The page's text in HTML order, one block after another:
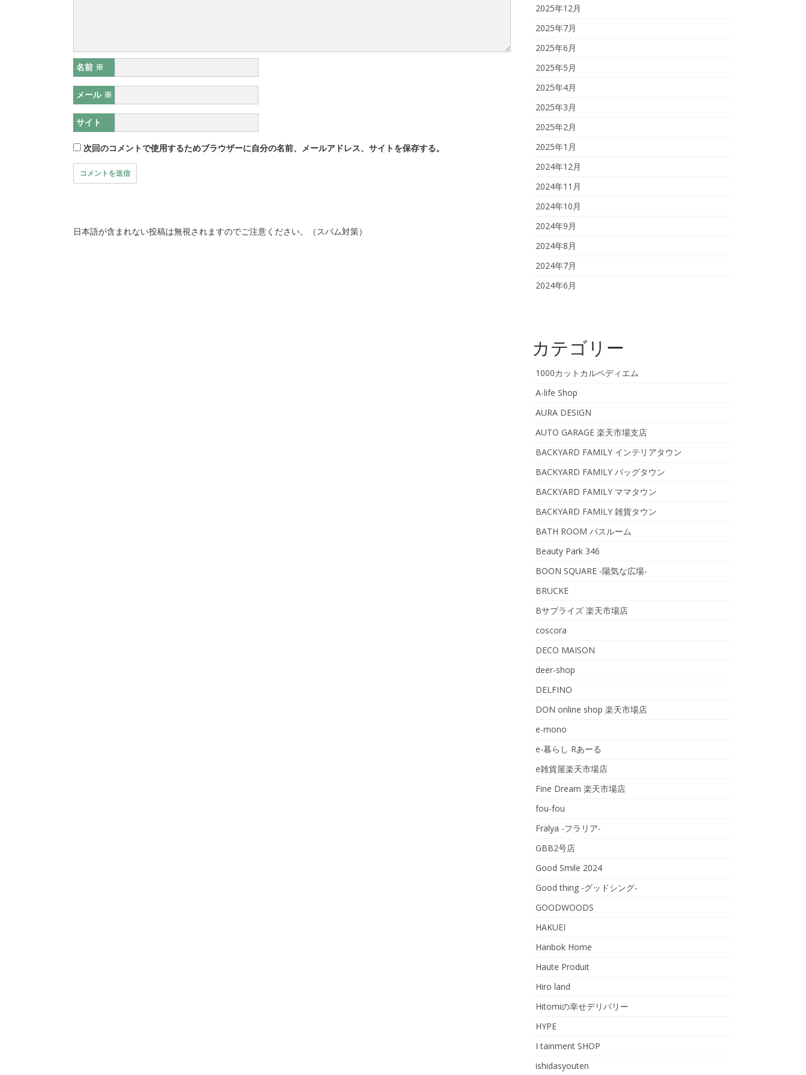
名前 ※
メール ※
サイト
次回のコメントで使用するためブラウザーに自分の名前、メールアドレス、サイトを保存する。
日本語が含まれない投稿は無視されますのでご注意ください。（スパム対策）
2025年12月
2025年7月
2025年6月
2025年5月
2025年4月
2025年3月
2025年2月
2025年1月
2024年12月
2024年11月
2024年10月
2024年9月
2024年8月
2024年7月
2024年6月
カテゴリー
1000カットカルペディエム
A-life Shop
AURA DESIGN
AUTO GARAGE 楽天市場支店
BACKYARD FAMILY インテリアタウン
BACKYARD FAMILY バッグタウン
BACKYARD FAMILY ママタウン
BACKYARD FAMILY 雑貨タウン
BATH ROOM バスルーム
Beauty Park 346
BOON SQUARE -陽気な広場-
BRUCKE
Bサプライズ 楽天市場店
coscora
DECO MAISON
deer-shop
DELFINO
DON online shop 楽天市場店
e-mono
e-暮らし Rあーる
e雑貨屋楽天市場店
Fine Dream 楽天市場店
fou-fou
Fralya -フラリア-
GBB2号店
Good Smile 2024
Good thing -グッドシング-
GOODWOODS
HAKUEI
Hanbok Home
Haute Produit
Hiro land
Hitomiの幸せデリバリー
HYPE
I tainment SHOP
ishidasyouten